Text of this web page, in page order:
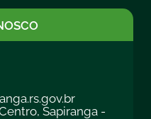
Sapiranga -